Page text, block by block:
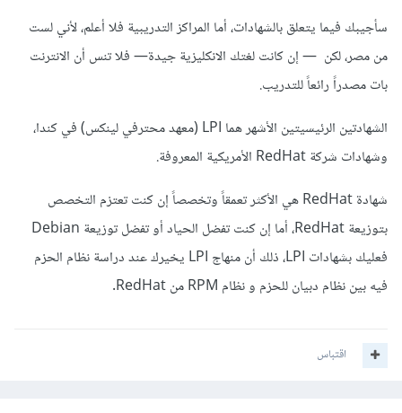
سأجيبك فيما يتعلق بالشهادات، أما المراكز التدريبية فلا أعلم، لأني لست
من مصر، لكن — إن كانت لغتك الانكليزية جيدة— فلا تنس أن الانترنت
بات مصدراً رائعاً للتدريب.
الشهادتين الرئيسيتين الأشهر هما LPI (معهد محترفي لينكس) في كندا،
وشهادات شركة RedHat الأمريكية المعروفة.
شهادة RedHat هي الأكثر تعمقاً وتخصصاً إن كنت تعتزم التخصص
بتوزيعة RedHat، أما إن كنت تفضل الحياد أو تفضل توزيعة Debian
فعليك بشهادات LPI، ذلك أن منهاج LPI يخيرك عند دراسة نظام الحزم
فيه بين نظام دبيان للحزم و نظام RPM من RedHat.
اقتباس